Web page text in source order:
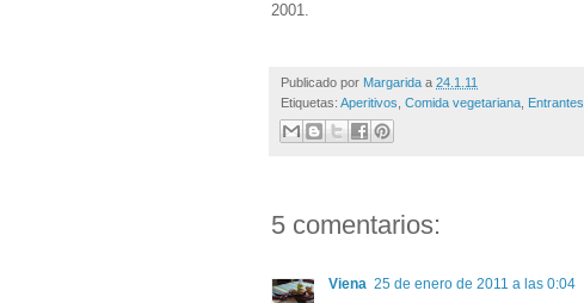
2001.
Publicado por Margarida a 24.1.11
Etiquetas: Aperitivos Comida vegetariana Entrantes
5 comentarios:
Viena 25 de enero de 2011 a las 0:04